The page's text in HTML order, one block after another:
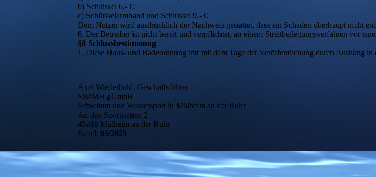
b) Schlüssel 6,- €
c) Schlüsselarmband und Schlüssel 9,- €
Dem Nutzer wird ausdrücklich der Nachweis gestattet, dass ein Schaden überhaupt nicht
6. Der Betreiber ist nicht bereit und verpflichtet, an einem Streitbeilegungsverfahren vor
§8 Schlussbestimmung
1. Diese Haus- und Badeordnung tritt mit dem Tage der Veröffentlichung durch Aushang
Axel Wiederhold, Geschäftsführer
SWiMH gGmbH
Schwimm und Wassersport in Mülheim an der Ruhr
An den Sportstätten 2
45468 Mülheim an der Ruhr
Stand: 03/2025